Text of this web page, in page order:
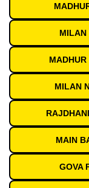
MILAN
MILAN
MAIN
GOVA